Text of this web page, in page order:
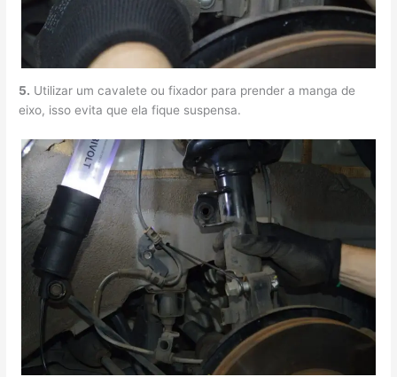
5. Utilizar um cavalete ou fixador para prender a manga de
eixo, isso evita que ela fique suspensa.